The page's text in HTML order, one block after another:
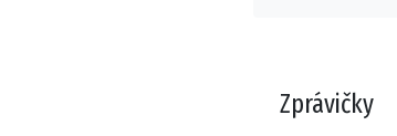
Zprávičky